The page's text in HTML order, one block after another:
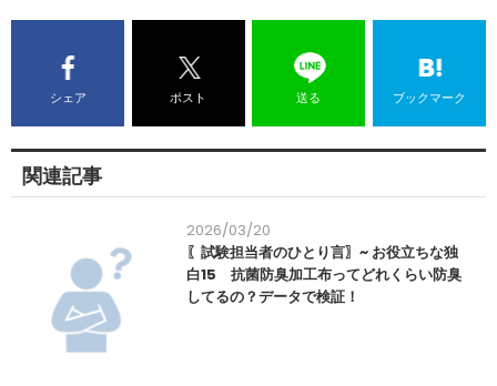
シェア ポスト 送る ブックマーク
関連記事
2026/03/20
〖試験担当者のひとり言〗~ お役立ちな独
白15 抗菌防臭加工布ってどれくらい防臭
してるの？データで検証！